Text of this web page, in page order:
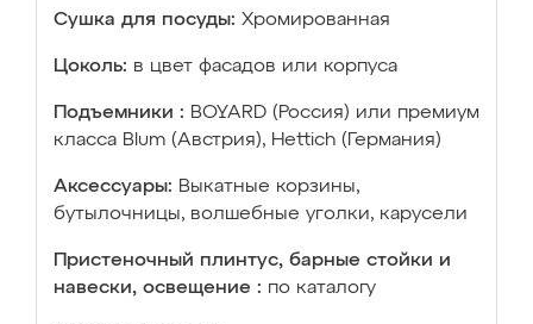
Сушка для посуды: Хромированная
Цоколь: в цвет фасадов или корпуса
Подъемники : BOYARD (Россия) или премиум
класса Blum (Австрия), Hettich (Германия)
Аксессуары: Выкатные корзины,
бутылочницы, волшебные уголки, карусели
Пристеночный плинтус, барные стойки и
навески, освещение : по каталогу